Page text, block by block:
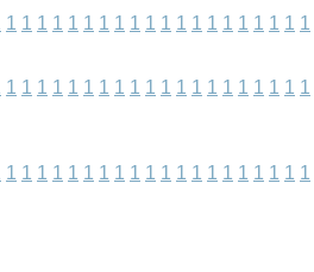
1 1 1 1 1 1 1 1 1 1 1 1 1 1 1 1 1 1 1 1
1 1 1 1 1 1 1 1 1 1 1 1 1 1 1 1 1 1 1 1
1 1 1 1 1 1 1 1 1 1 1 1 1 1 1 1 1 1 1 1